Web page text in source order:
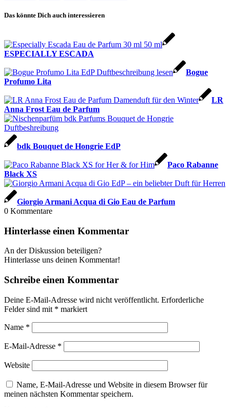
Das könnte Dich auch interessieren
ESPECIALLY ESCADA
Bogue
Profumo Lita
LR
Anna Frost Eau de Parfum
bdk Bouquet de Hongrie EdP
Paco Rabanne
Black XS
Giorgio Armani Acqua di Gio Eau de Parfum
0 Kommentare
Hinterlasse einen Kommentar
An der Diskussion beteiligen?
Hinterlasse uns deinen Kommentar!
Schreibe einen Kommentar
Deine E-Mail-Adresse wird nicht veröffentlicht. Erforderliche
Felder sind mit * markiert
Name *
E-Mail-Adresse *
Website
Name, E-Mail-Adresse und Website in diesem Browser für
meinen nächsten Kommentar speichern.